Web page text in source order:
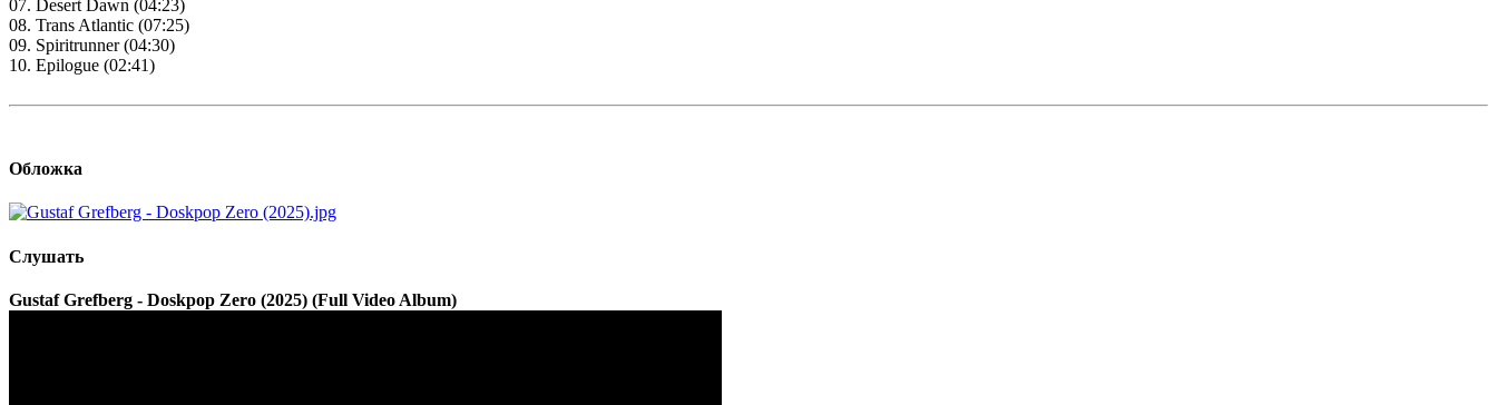
07. Desert Dawn (04:23)
08. Trans Atlantic (07:25)
09. Spiritrunner (04:30)
10. Epilogue (02:41)
Обложка
Слушать
Gustaf Grefberg - Doskpop Zero (2025) (Full Video Album)